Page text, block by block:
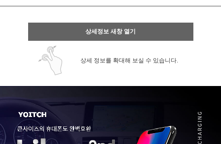
상세정보 새창 열기
상세 정보를 확대해 보실 수 있습니다.